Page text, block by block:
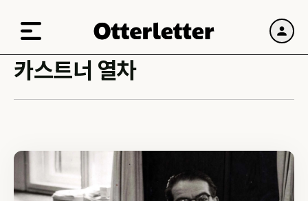
카스트너 열차